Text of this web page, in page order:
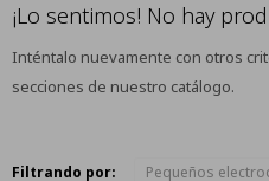
¡Lo sentimos! No hay
Inténtalo nuevamente con otros
secciones de nuestro catálogo.
Filtrando por: Pequeños